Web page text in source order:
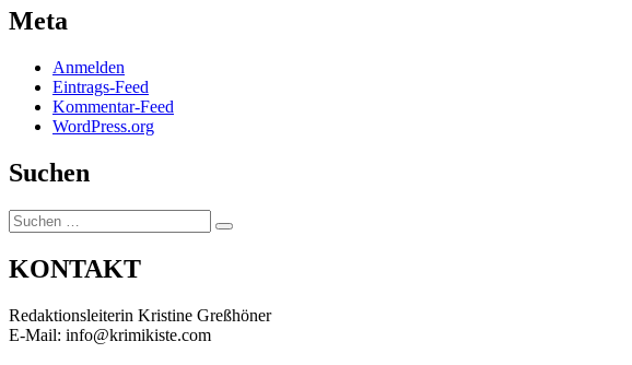
Meta
Anmelden
Eintrags-Feed
Kommentar-Feed
WordPress.org
Suchen
Suchen
nach:
Suchen
KONTAKT
Redaktionsleiterin Kristine Greßhöner
E-Mail: info@krimikiste.com